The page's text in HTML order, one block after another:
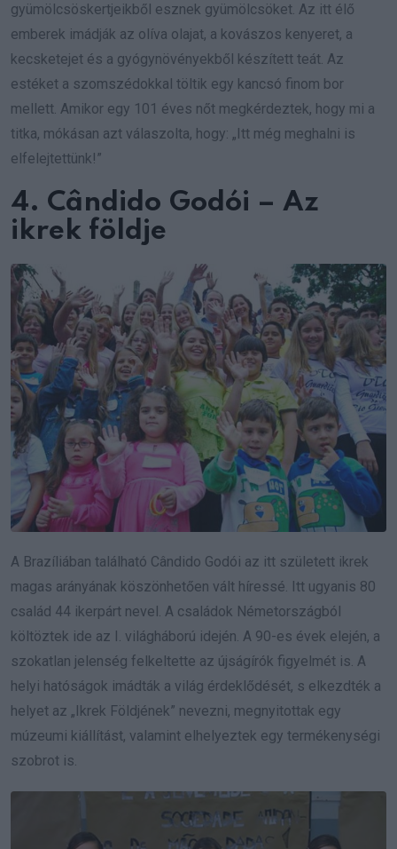
gyümölcsöskertjeikből esznek gyümölcsöket. Az itt élő
emberek imádják az olíva olajat, a kovászos kenyeret, a
kecsketejet és a gyógynövényekből készített teát. Az
estéket a szomszédokkal töltik egy kancsó finom bor
mellett. Amikor egy 101 éves nőt megkérdeztek, hogy mi a
titka, mókásan azt válaszolta, hogy: „Itt még meghalni is
elfelejtettünk!”
4. Cândido Godói – Az
ikrek földje
A Brazíliában található Cândido Godói az itt született ikrek
magas arányának köszönhetően vált híressé. Itt ugyanis 80
család 44 ikerpárt nevel. A családok Németországból
költöztek ide az I. világháború idején. A 90-es évek elején, a
szokatlan jelenség felkeltette az újságírók figyelmét is. A
helyi hatóságok imádták a világ érdeklődését, s elkezdték a
helyet az „Ikrek Földjének” nevezni, megnyitottak egy
múzeumi kiállítást, valamint elhelyeztek egy termékenységi
szobrot is.